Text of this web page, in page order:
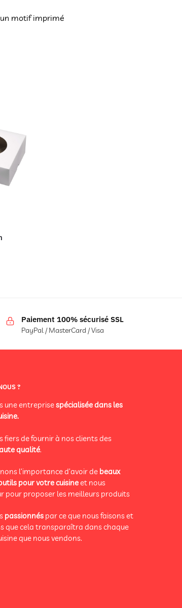
un motif imprimé
Paiement 100% sécurisé SSL
PayPal / MasterCard / Visa
?
une entreprisespécialisée dans les
fiers de fournir à nos clients des
qualité.
l’importance d’avoir de beaux
pour votre cuisineet nous
pour proposer les meilleurs produits
passionnéspar ce que nous faisons et
que cela transparaîtra dans chaque
que nous vendons.